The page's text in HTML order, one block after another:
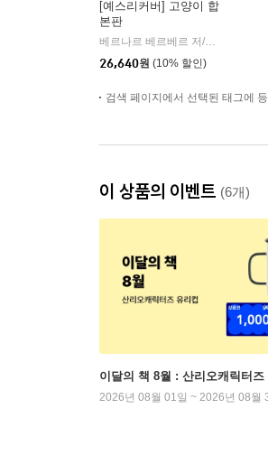
[예스리커버] 고양이 합
본판
베르나르 베르베르 저/전미연 역
26,640원 (10% 할인)
검색 페이지에서 선택된 태그에
이 상품의 이벤트 (6개)
이달의 책 8월 : 산리오캐릭터즈
2026년 08월 01일 ~ 2026년 08월